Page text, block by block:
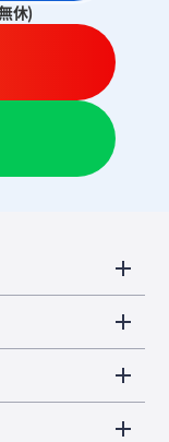
休)